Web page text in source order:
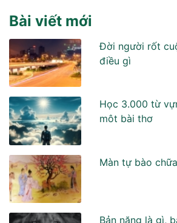
Bài viết mới
Đời người rốt
điều gì
Học 3.000 từ
môt bài thơ
Màn tự bào
Bản năng là gì,